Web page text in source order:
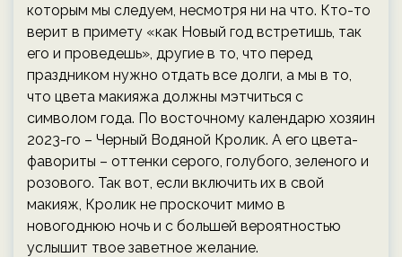
которым мы следуем, несмотря ни на что. Кто-то
верит в примету «как Новый год встретишь, так
его и проведешь», другие в то, что перед
праздником нужно отдать все долги, а мы в то,
что цвета макияжа должны мэтчиться с
символом года. По восточному календарю хозяин
2023-го – Черный Водяной Кролик. А его цвета-
фавориты – оттенки серого, голубого, зеленого и
розового. Так вот, если включить их в свой
макияж, Кролик не проскочит мимо в
новогоднюю ночь и с большей вероятностью
услышит твое заветное желание.